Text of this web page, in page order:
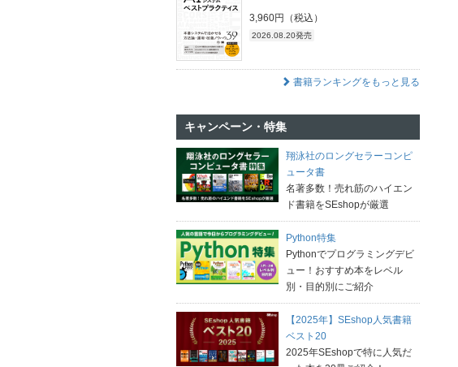
3,960円（税込）
2026.08.20発売
書籍ランキングをもっと見る
キャンペーン・特集
翔泳社のロングセラーコンピ
ュータ書
名著多数！売れ筋のハイエン
ド書籍をSEshopが厳選
Python特集
Pythonでプログラミングデビ
ュー！おすすめ本をレベル
別・目的別にご紹介
【2025年】SEshop人気書籍
ベスト20
2025年SEshopで特に人気だ